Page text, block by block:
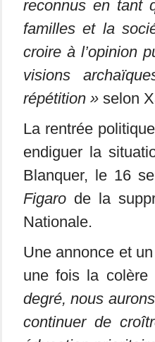
reconnus en tant
familles et la
croire à l’opinion
visions
répétition »selon
La rentrée
endiguer la
Blanquer, le 16
Figarode la
Nationale.
Une annonce et
une fois la
degré, nous
continuer de